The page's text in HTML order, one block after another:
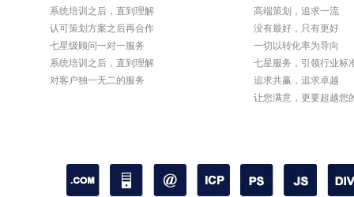
系统培训之后，直到理解
认可策划方案之后再合作
七星级顾问一对一服务
系统培训之后，直到理解
对客户独一无二的服务
高端策划，追求一流
没有最好，只有更好
一切以转化率为导向
七星服务，引领行业标
追求共赢，追求卓越
让您满意，更要超越您